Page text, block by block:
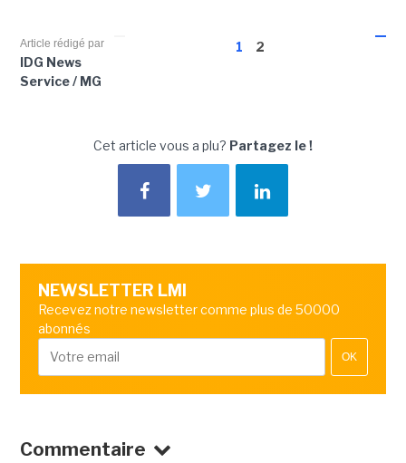
1 2
Article rédigé par
IDG News
Service / MG
Cet article vous a plu? Partagez le !
NEWSLETTER LMI
Recevez notre newsletter comme plus de 50000
abonnés
OK
Commentaire